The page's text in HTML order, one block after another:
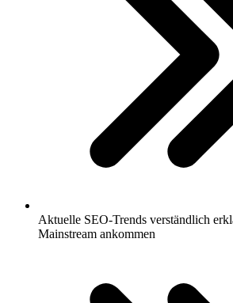
Aktuelle SEO-Trends verständlich
Mainstream ankommen